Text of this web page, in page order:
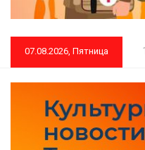
07.08.2026, Пятница